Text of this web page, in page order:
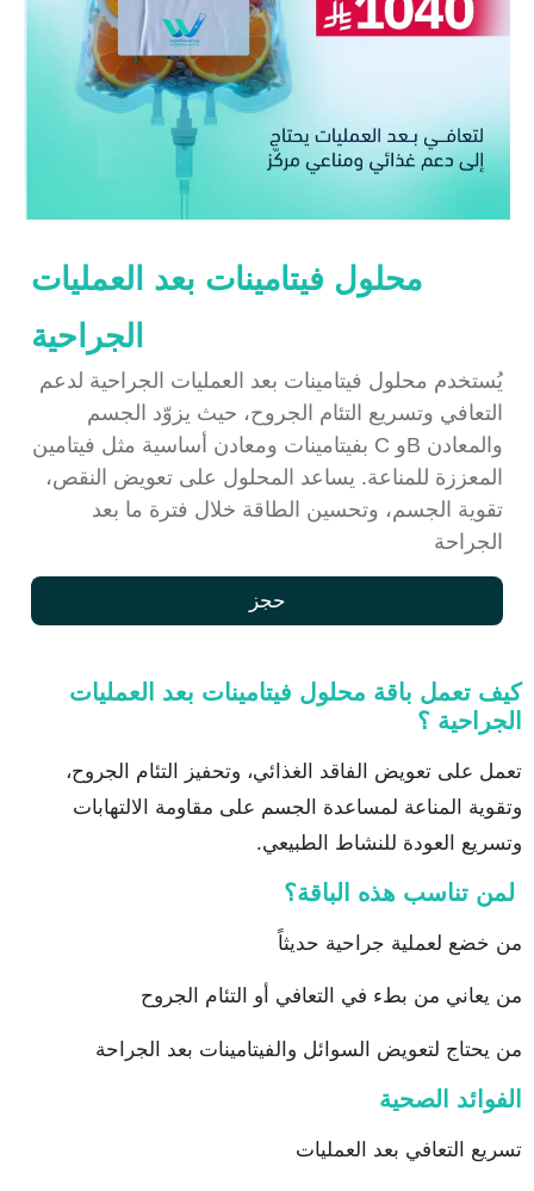
محلول فيتامينات بعد العمليات
الجراحية
يُستخدم محلول فيتامينات بعد العمليات الجراحية لدعم
التعافي وتسريع التئام الجروح، حيث يزوّد الجسم
بفيتامينات ومعادن أساسية مثل فيتامين C وB والمعادن
المعززة للمناعة. يساعد المحلول على تعويض النقص،
تقوية الجسم، وتحسين الطاقة خلال فترة ما بعد
الجراحة
حجز
كيف تعمل باقة محلول فيتامينات بعد العمليات
الجراحية ؟
تعمل على تعويض الفاقد الغذائي، وتحفيز التئام الجروح،
وتقوية المناعة لمساعدة الجسم على مقاومة الالتهابات
وتسريع العودة للنشاط الطبيعي.
لمن تناسب هذه الباقة؟
من خضع لعملية جراحية حديثاً
من يعاني من بطء في التعافي أو التئام الجروح
من يحتاج لتعويض السوائل والفيتامينات بعد الجراحة
الفوائد الصحية
تسريع التعافي بعد العمليات